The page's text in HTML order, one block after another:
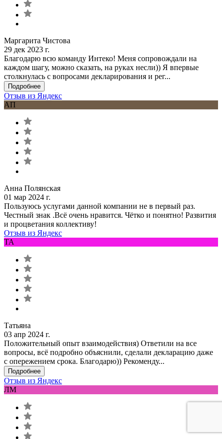
Маргарита Чистова
29 дек 2023 г.
Благодарю всю команду Интеко! Меня сопровождали на
каждом шагу, можно сказать, на руках несли)) Я впервые
столкнулась с вопросами декларирования и рег...
Подробнее
Отзыв из Яндекс
АП
Анна Полянская
01 мар 2024 г.
Пользуюсь услугами данной компании не в первый раз.
Честный знак .Всё очень нравится. Чётко и понятно! Развития
и процветания коллективу!
Отзыв из Яндекс
ТА
Татьяна
03 апр 2024 г.
Положительный опыт взаимодействия) Ответили на все
вопросы, всё подробно объяснили, сделали декларацию даже
с опережением срока. Благодарю)) Рекоменду...
Подробнее
Отзыв из Яндекс
ЛМ